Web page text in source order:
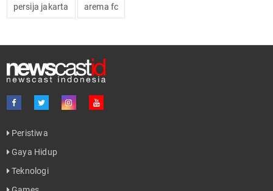
persija jakarta arema fc
Peristiwa
Gaya Hidup
Teknologi